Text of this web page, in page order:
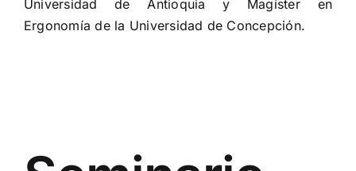
Universidad de Antioquia y Magíster en
Ergonomía de la Universidad de Concepción.